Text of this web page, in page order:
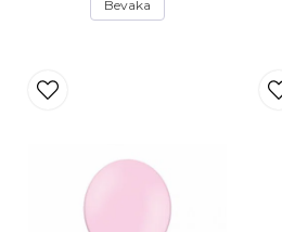
Bevaka